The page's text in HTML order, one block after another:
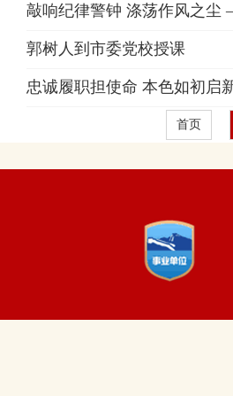
敲响纪律警钟 涤荡作风之
郭树人到市委党校授课
忠诚履职担使命 本色如初启
首页